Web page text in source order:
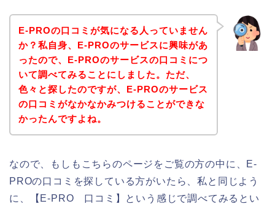
E-PROの口コミが気になる人っていません
か？私自身、E-PROのサービスに興味があ
ったので、E-PROのサービスの口コミにつ
いて調べてみることにしました。ただ、
色々と探したのですが、E-PROのサービス
の口コミがなかなかみつけることができな
かったんですよね。
なので、もしもこちらのページをご覧の方の中に、E-
PROの口コミを探している方がいたら、私と同じよう
に、【E-PRO 口コミ】という感じで調べてみるとい